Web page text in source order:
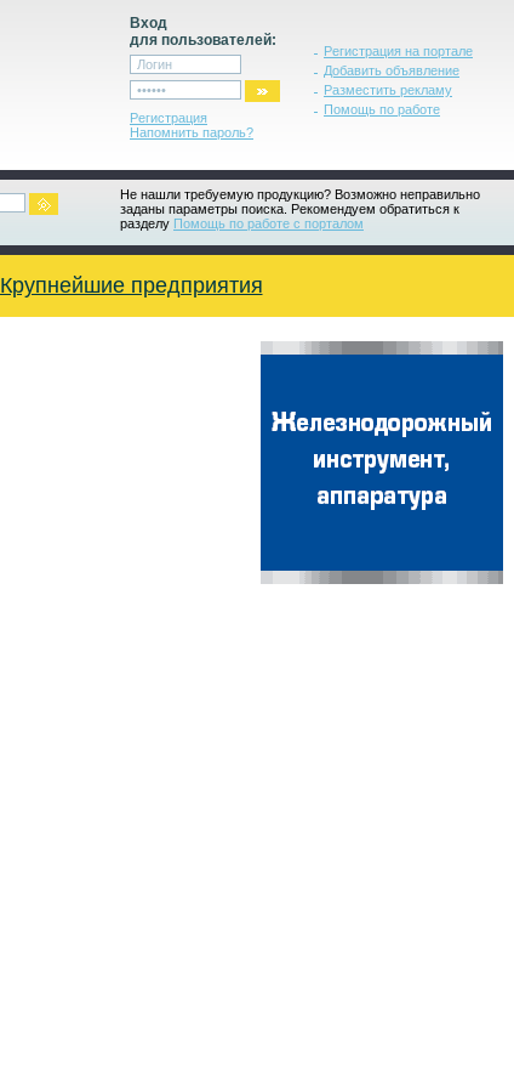
Вход
для пользователей:
Регистрация
Напомнить пароль?
Регистрация на портале
Добавить объявление
Разместить рекламу
Помощь по работе
Не нашли требуемую продукцию? Возможно неправильно
заданы параметры поиска. Рекомендуем обратиться к
разделу Помощь по работе с порталом
Крупнейшие предприятия